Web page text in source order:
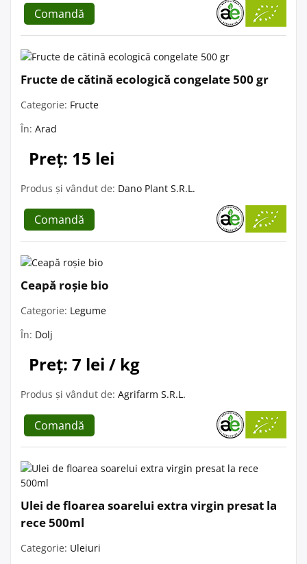
Comandă
Fructe de cătină ecologică congelate 500 gr
Categorie: Fructe
În: Arad
Preț: 15 lei
Produs și vândut de: Dano Plant S.R.L.
Comandă
Ceapă roșie bio
Categorie: Legume
În: Dolj
Preț: 7 lei / kg
Produs și vândut de: Agrifarm S.R.L.
Comandă
Ulei de floarea soarelui extra virgin presat la
rece 500ml
Categorie: Uleiuri